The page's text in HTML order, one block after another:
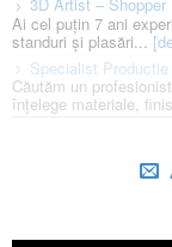
3D Artist –
Ai cel puțin 7 ani
standuri și plasări...
Specialist
Căutăm un
înțelege materiale,